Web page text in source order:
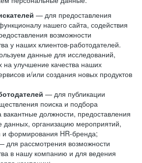
— для предоставления
нашего сайта, содействия
возможности
у наших клиентов-работодателей.
данные для исследований,
на улучшение качества наших
и/или создания новых продуктов
— для публикации
поиска и подбора
вакантные должности, предоставления
данных, организацию мероприятий,
и формирования HR-бренда;
для рассмотрения возможности
в нашу компанию и для ведения